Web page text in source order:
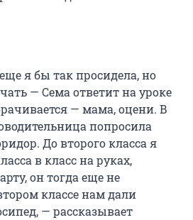
я бы так просидела, но
— Сема ответит на уроке
— мама, оцени. В
попросила
До второго класса я
в класс на руках,
он тогда еще не
классе нам дали
— рассказывает